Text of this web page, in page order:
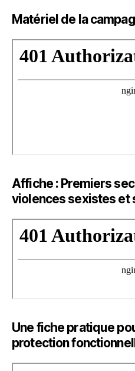
Matériel de la
Affiche : Premiers
violences sexistes et
Une fiche pratique
protection